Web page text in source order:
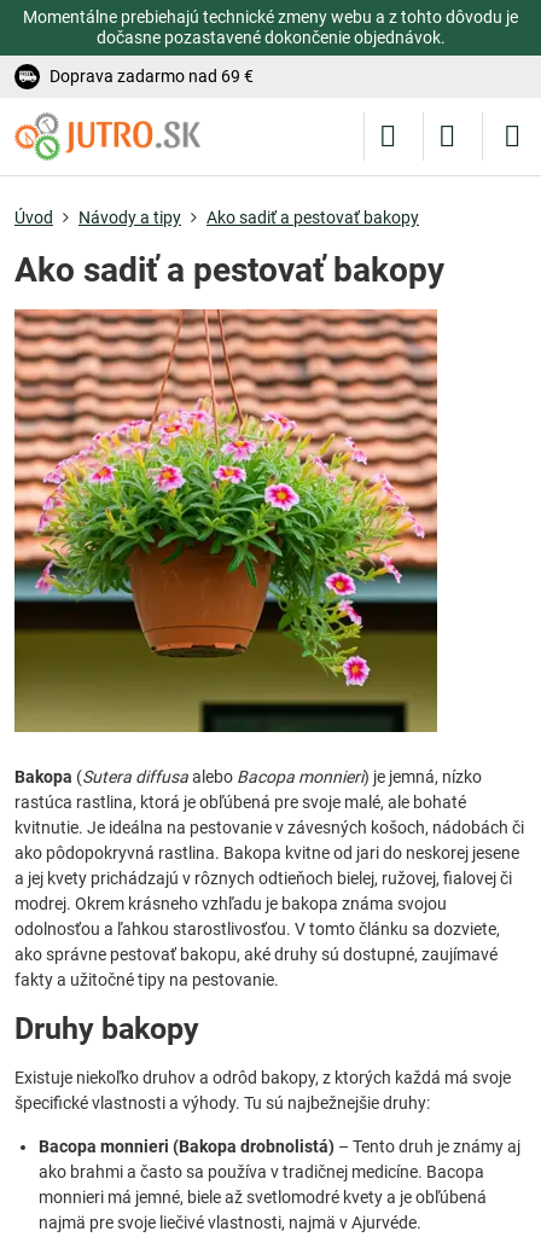
Momentálne prebiehajú technické zmeny webu a z tohto dôvodu je
dočasne pozastavené dokončenie objednávok.
Doprava zadarmo nad 69 €
Úvod Návody a tipy Ako sadiť a pestovať bakopy
Ako sadiť a pestovať bakopy
Bakopa (Sutera diffusaalebo Bacopa monnieri) je jemná, nízko
rastúca rastlina, ktorá je obľúbená pre svoje malé, ale bohaté
kvitnutie. Je ideálna na pestovanie v závesných košoch, nádobách či
ako pôdopokryvná rastlina. Bakopa kvitne od jari do neskorej jesene
a jej kvety prichádzajú v rôznych odtieňoch bielej, ružovej, fialovej či
modrej. Okrem krásneho vzhľadu je bakopa známa svojou
odolnosťou a ľahkou starostlivosťou. V tomto článku sa dozviete,
ako správne pestovať bakopu, aké druhy sú dostupné, zaujímavé
fakty a užitočné tipy na pestovanie.
Druhy bakopy
Existuje niekoľko druhov a odrôd bakopy, z ktorých každá má svoje
špecifické vlastnosti a výhody. Tu sú najbežnejšie druhy:
Bacopa monnieri (Bakopa drobnolistá) – Tento druh je známy aj
ako brahmi a často sa používa v tradičnej medicíne. Bacopa
monnieri má jemné, biele až svetlomodré kvety a je obľúbená
najmä pre svoje liečivé vlastnosti, najmä v Ajurvéde.